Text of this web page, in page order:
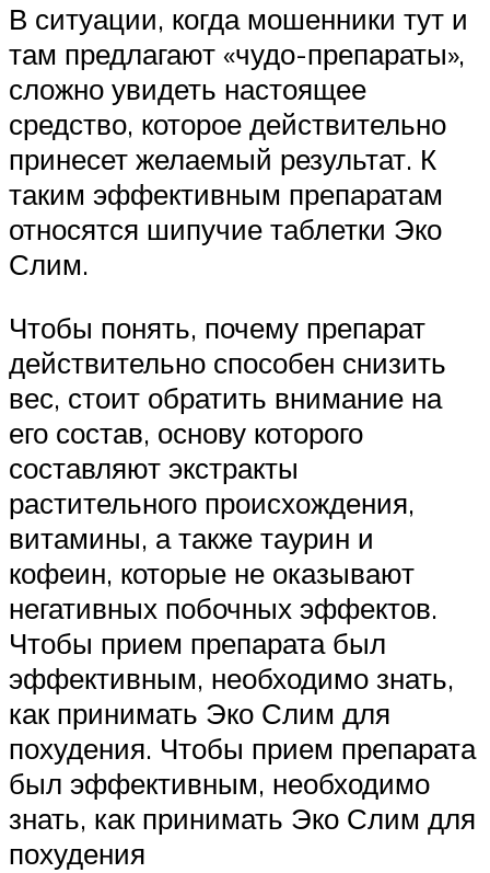
В ситуации, когда мошенники тут и
там предлагают «чудо-препараты»,
сложно увидеть настоящее
средство, которое действительно
принесет желаемый результат. К
таким эффективным препаратам
относятся шипучие таблетки Эко
Слим.
Чтобы понять, почему препарат
действительно способен снизить
вес, стоит обратить внимание на
его состав, основу которого
составляют экстракты
растительного происхождения,
витамины, а также таурин и
кофеин, которые не оказывают
негативных побочных эффектов.
Чтобы прием препарата был
эффективным, необходимо знать,
как принимать Эко Слим для
похудения. Чтобы прием препарата
был эффективным, необходимо
знать, как принимать Эко Слим для
похудения